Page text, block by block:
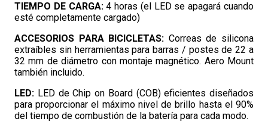
TIEMPO DE CARGA:4 horas (el LED se apagará cuando
esté completamente cargado)
ACCESORIOS PARA BICICLETAS: Correas de silicona
extraíbles sin herramientas para barras / postes de 22 a
32 mm de diámetro con montaje magnético. Aero Mount
también incluido.
LED: LED de Chip on Board (COB) eficientes diseñados
para proporcionar el máximo nivel de brillo hasta el 90%
del tiempo de combustión de la batería para cada modo.